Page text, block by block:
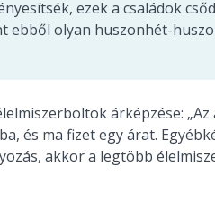
ezek a családok
ebből olyan huszonhét-
árképzése:
és ma fizet egy árat.
akkor a legtöbb